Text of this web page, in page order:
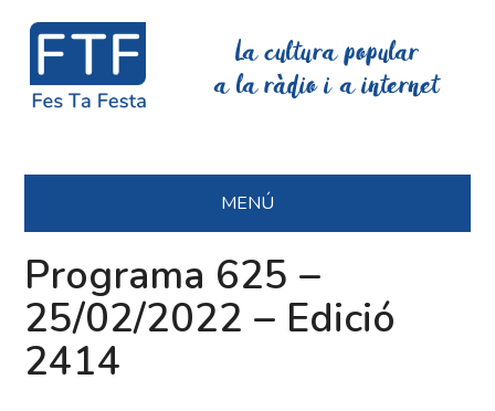
La cultura popular
a la ràdio i a internet
MENÚ
Programa 625 –
25/02/2022 – Edició
2414